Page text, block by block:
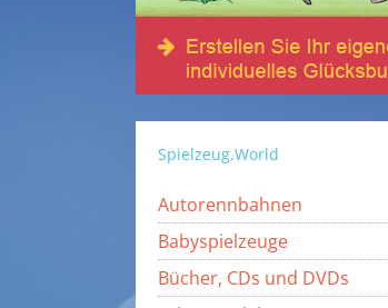
Spielzeug.World
Autorennbahnen
Babyspielzeuge
Bücher, CDs und DVDs